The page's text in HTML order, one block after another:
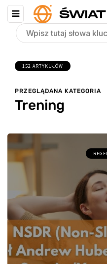
152 ARTYKUŁÓW
PRZEGLĄDANA KATEGORIA
Trening